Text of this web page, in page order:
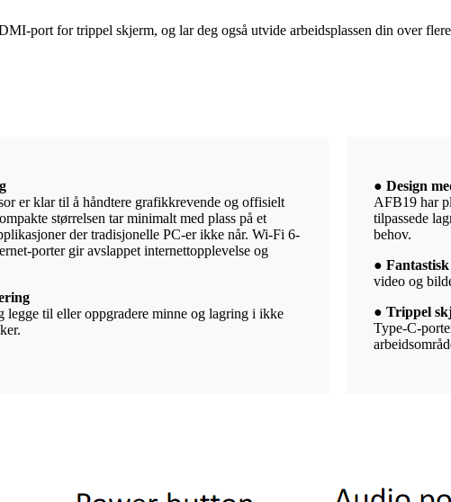
port for trippel skjerm, og lar deg også utvide arbeidsplassen din over
er klar til å håndtere grafikkrevende og offisielt
størrelsen tar minimalt med plass på et
der tradisjonelle PC-er ikke når. Wi-Fi 6-
porter gir avslappet internettopplevelse og
legge til eller oppgradere minne og lagring i ikke
● Design
AFB19 har
tilpassede
behov.
●
video og
● Trippel
Type-C-